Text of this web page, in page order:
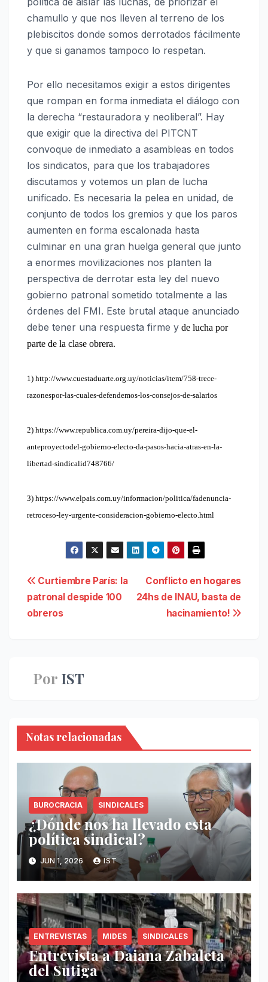
chamullo y que nos lleven al terreno de los
plebiscitos donde somos derrotados fácilmente
y que si ganamos tampoco lo respetan.
Por ello necesitamos exigir a estos dirigentes
que rompan en forma inmediata el diálogo con
la derecha “restauradora y neoliberal”. Hay
que exigir que la directiva del PITCNT
convoque de inmediato a asambleas en todos
los sindicatos, para que los trabajadores
discutamos y votemos un plan de lucha
unificado. Es necesaria la pelea en unidad, de
conjunto de todos los gremios y que los paros
aumenten en forma escalonada hasta
culminar en una gran huelga general que junto
a enormes movilizaciones nos planten la
perspectiva de derrotar esta ley del nuevo
gobierno patronal sometido totalmente a las
órdenes del FMI. Este brutal ataque anunciado
debe tener una respuesta firme y de lucha por
parte de la clase obrera.
1) http://www.cuestaduarte.org.uy/noticias/item/758-trece-
razonespor-las-cuales-defendemos-los-consejos-de-salarios
2) https://www.republica.com.uy/pereira-dijo-que-el-
anteproyectodel-gobierno-electo-da-pasos-hacia-atras-en-la-
libertad-sindicalid748766/
3) https://www.elpais.com.uy/informacion/politica/fadenuncia-
retroceso-ley-urgente-consideracion-gobierno-electo.html
Navegación
de
Conflicto en hogares
24hs de INAU, basta de
hacinamiento!
Curtiembre París: la
patronal despide 100
obreros
Por IST
Notas relacionadas
BUROCRACIA SINDICALES
¿Dónde nos ha llevado esta
política sindical?
JUN 1, 2026 IST
ENTREVISTAS MIDES SINDICALES
Entrevista a Daiana Zabaleta
del Sutiga